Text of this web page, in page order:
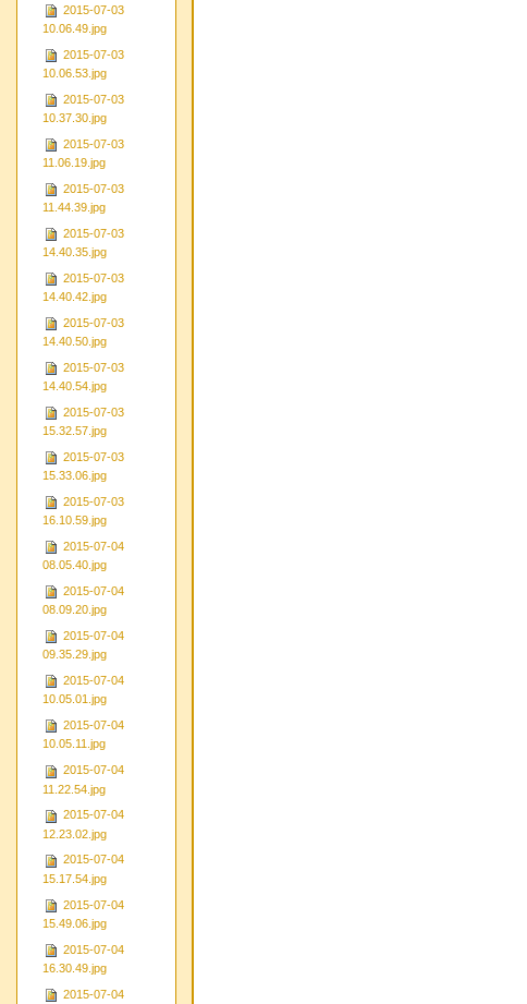
2015-07-03
10.06.49.jpg
2015-07-03
10.06.53.jpg
2015-07-03
10.37.30.jpg
2015-07-03
11.06.19.jpg
2015-07-03
11.44.39.jpg
2015-07-03
14.40.35.jpg
2015-07-03
14.40.42.jpg
2015-07-03
14.40.50.jpg
2015-07-03
14.40.54.jpg
2015-07-03
15.32.57.jpg
2015-07-03
15.33.06.jpg
2015-07-03
16.10.59.jpg
2015-07-04
08.05.40.jpg
2015-07-04
08.09.20.jpg
2015-07-04
09.35.29.jpg
2015-07-04
10.05.01.jpg
2015-07-04
10.05.11.jpg
2015-07-04
11.22.54.jpg
2015-07-04
12.23.02.jpg
2015-07-04
15.17.54.jpg
2015-07-04
15.49.06.jpg
2015-07-04
16.30.49.jpg
2015-07-04